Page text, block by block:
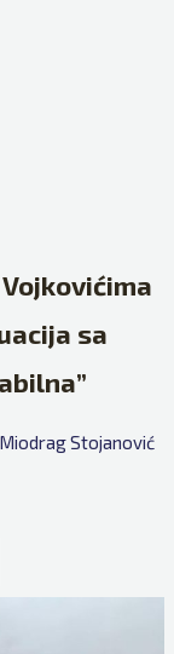
sa
Miodrag Stojanović